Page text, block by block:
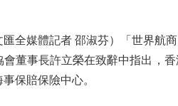
媒體記者 邵淑芬）「世界航商
董事長許立榮在致辭中指出，
保賠保險中心。